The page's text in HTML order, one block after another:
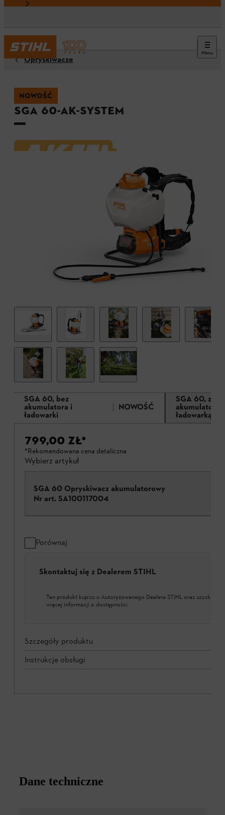
Menu
Opryskiwacze
NOWOŚĆ
SGA 60-AK-System
SGA 60, bez
akumulatora i
ładowarki
NOWOŚĆ
SGA 60, z
ładowarką
799,00 ZŁ*
*Rekomendowana cena detaliczna
Wybierz artykuł
SGA 60 Opryskiwacz akumulatorowy
Nr art. SA100117004
Porównaj
Skontaktuj się z Dealerem STIHL
Ten produkt kupisz u Autoryzowanego Dealera STIHL oraz uzyskasz
więcej informacji o dostępności
Szczegóły produktu
Instrukcje obsługi
Dane techniczne